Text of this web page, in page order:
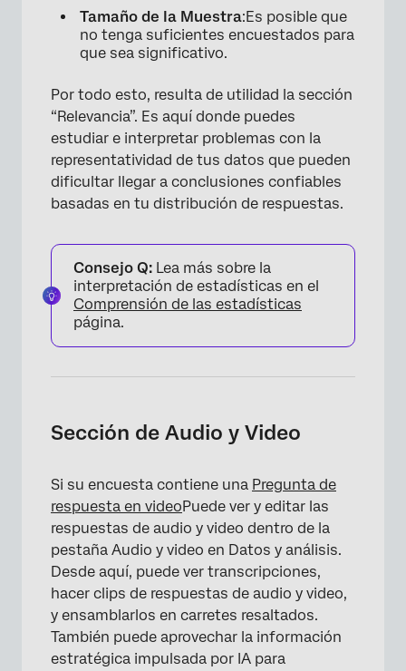
Tamaño de la Muestra:Es posible que
no tenga suficientes encuestados para
que sea significativo.
Por todo esto, resulta de utilidad la sección
“Relevancia”. Es aquí donde puedes
estudiar e interpretar problemas con la
representatividad de tus datos que pueden
dificultar llegar a conclusiones confiables
basadas en tu distribución de respuestas.
Consejo Q: Lea más sobre la
interpretación de estadísticas en el
Comprensión de las estadísticas
página.
Sección de Audio y Video
Si su encuesta contiene una Pregunta de
respuesta en videoPuede ver y editar las
respuestas de audio y video dentro de la
pestaña Audio y video en Datos y análisis.
Desde aquí, puede ver transcripciones,
hacer clips de respuestas de audio y video,
y ensamblarlos en carretes resaltados.
También puede aprovechar la información
estratégica impulsada por IA para